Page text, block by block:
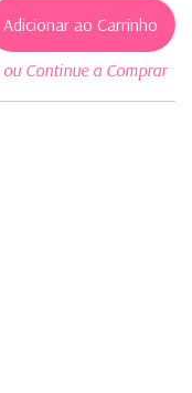
Continue a Comprar